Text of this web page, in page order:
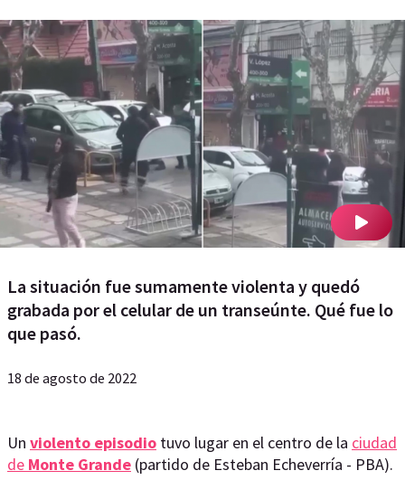
La situación fue sumamente violenta y quedó
grabada por el celular de un transeúnte. Qué fue lo
que pasó.
18 de agosto de 2022
Un violento episodio tuvo lugar en el centro de la ciudad
de Monte Grande (partido de Esteban Echeverría - PBA).